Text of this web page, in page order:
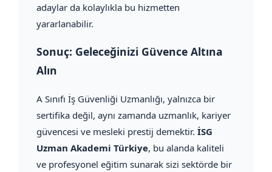
adaylar da kolaylıkla bu hizmetten
yararlanabilir.
Sonuç: Geleceğinizi Güvence Altına
Alın
A Sınıfı İş Güvenliği Uzmanlığı, yalnızca bir
sertifika değil, aynı zamanda uzmanlık, kariyer
güvencesi ve mesleki prestij demektir. İSG
Uzman Akademi Türkiye, bu alanda kaliteli
ve profesyonel eğitim sunarak sizi sektörde bir